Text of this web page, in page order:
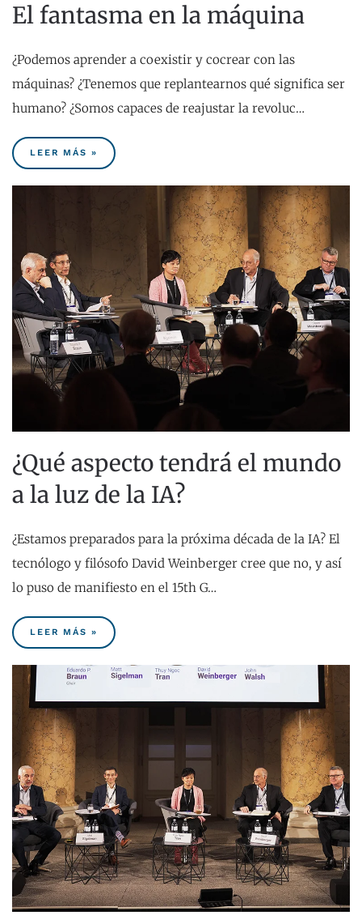
El fantasma en la máquina
¿Podemos aprender a coexistir y cocrear con las
máquinas? ¿Tenemos que replantearnos qué significa ser
humano? ¿Somos capaces de reajustar la revoluc…
LEER MÁS »
¿Qué aspecto tendrá el mundo
a la luz de la IA?
¿Estamos preparados para la próxima década de la IA? El
tecnólogo y filósofo David Weinberger cree que no, y así
lo puso de manifiesto en el 15th G…
LEER MÁS »